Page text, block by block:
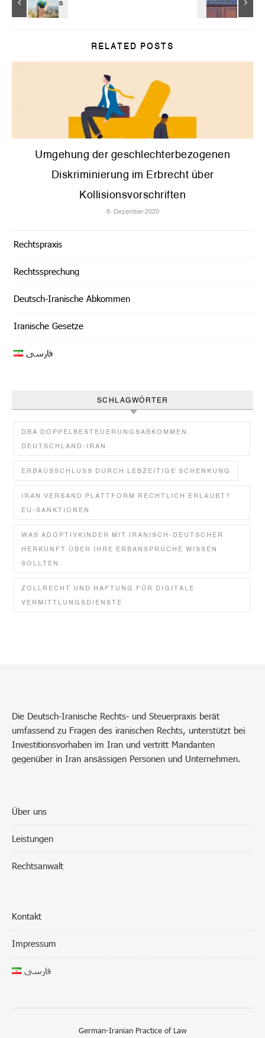
RELATED POSTS
Umgehung der geschlechterbezogenen
Diskriminierung im Erbrecht über
Kollisionsvorschriften
8. Dezember 2020
Rechtspraxis
Rechtssprechung
Deutsch-Iranische Abkommen
Iranische Gesetze
فارسی
SCHLAGWÖRTER
DBA DOPPELBESTEUERUNGSABKOMMEN
DEUTSCHLAND-IRAN
ERBAUSSCHLUSS DURCH LEBZEITIGE SCHENKUNG
IRAN VERSAND PLATTFORM RECHTLICH ERLAUBT?
EU-SANKTIONEN
WAS ADOPTIVKINDER MIT IRANISCH-DEUTSCHER
HERKUNFT ÜBER IHRE ERBANSPRÜCHE WISSEN
SOLLTEN.
ZOLLRECHT UND HAFTUNG FÜR DIGITALE
VERMITTLUNGSDIENSTE
Die Deutsch-Iranische Rechts- und Steuerpraxis berät
umfassend zu Fragen des iranischen Rechts, unterstützt bei
Investitionsvorhaben im Iran und vertritt Mandanten
gegenüber in Iran ansässigen Personen und Unternehmen.
Über uns
Leistungen
Rechtsanwalt
Kontakt
Impressum
فارسی
German-Iranian Practice of Law